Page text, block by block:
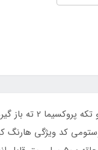
کیسه استومی دو تکه
کد ویژگی هارنگ